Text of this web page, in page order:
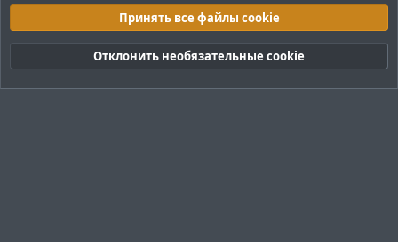
Cookies Тёмная (2020)
Русский (RU)
Обратная связь
Условия и правила
Политика конфиденциальности
Помощь
R
Принять все файлы cookie
Отклонить необязательные cookie